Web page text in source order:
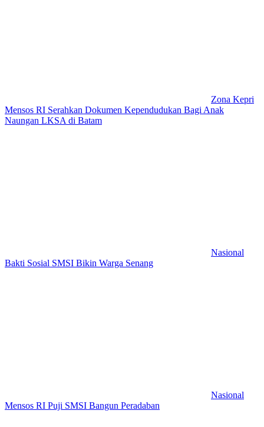
Zona Kepri
Mensos RI Serahkan Dokumen Kependudukan Bagi Anak
Naungan LKSA di Batam
Nasional
Bakti Sosial SMSI Bikin Warga Senang
Nasional
Mensos RI Puji SMSI Bangun Peradaban